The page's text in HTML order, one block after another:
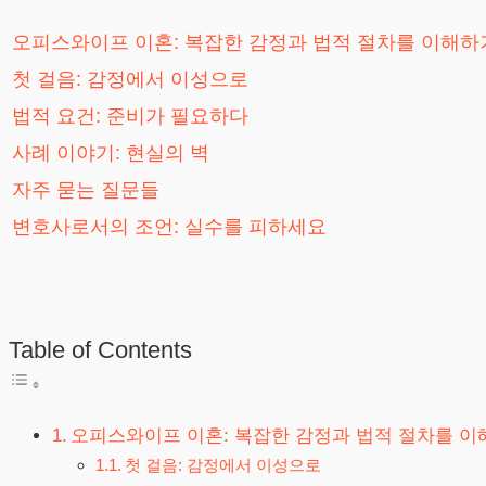
오피스와이프 이혼: 복잡한 감정과 법적 절차를 이해하
첫 걸음: 감정에서 이성으로
법적 요건: 준비가 필요하다
사례 이야기: 현실의 벽
자주 묻는 질문들
변호사로서의 조언: 실수를 피하세요
Table of Contents
오피스와이프 이혼: 복잡한 감정과 법적 절차를 이
첫 걸음: 감정에서 이성으로